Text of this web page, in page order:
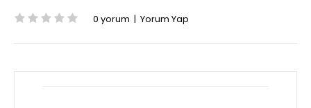
0 yorum | Yorum Yap